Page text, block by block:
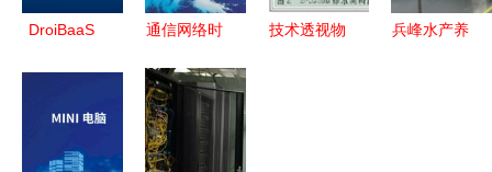
DroiBaaS
型云服务与
网络技术新
通信网络时
探析 PTP
网络授时服
务器的原理
技术透视物
兵峰水产养